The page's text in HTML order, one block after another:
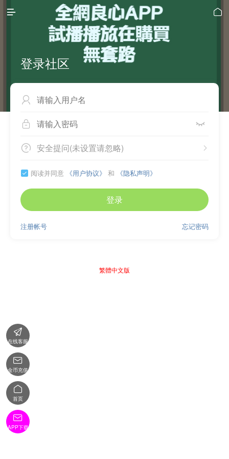
 
登录社区

 
 
安全提问(未设置请忽略)
 阅读并同意 《用户协议》 和 《隐私声明》
登录
忘记密码
注册帐号
繁體中文版

在线客服

金币充值

首页

APP下载